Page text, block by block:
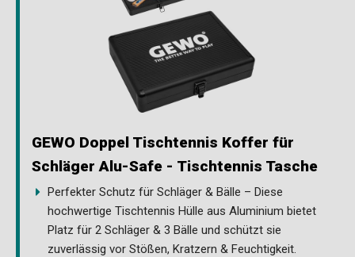
GEWO Doppel Tischtennis Koffer für
Schläger Alu-Safe - Tischtennis Tasche
Perfekter Schutz für Schläger & Bälle – Diese
hochwertige Tischtennis Hülle aus Aluminium bietet
Platz für 2 Schläger & 3 Bälle und schützt sie
zuverlässig vor Stößen, Kratzern & Feuchtigkeit.